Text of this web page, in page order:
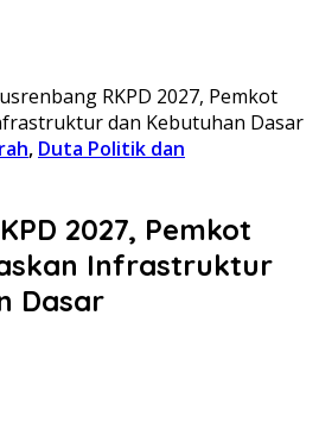
RKPD 2027, Pemkot
dan Kebutuhan Dasar
, Duta Politik dan
2027, Pemkot
Infrastruktur
Dasar